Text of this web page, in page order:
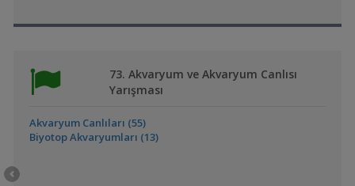
73. Akvaryum ve Akvaryum Canlısı
Yarışması
Akvaryum Canlıları (55)
Biyotop Akvaryumları (13)